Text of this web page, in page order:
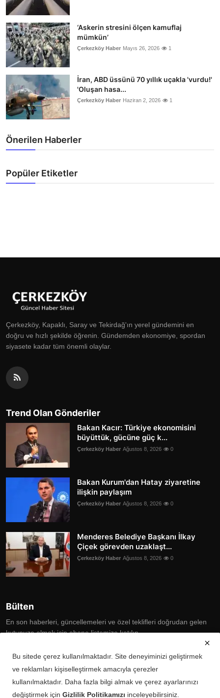
‘Askerin stresini ölçen kamuflaj
mümkün’
Çerkezköy Haber Mayıs 26, 2026 1
İran, ABD üssünü 70 yıllık uçakla 'vurdu!'
'Oluşan hasa...
Çerkezköy Haber Haziran 2, 2026 1
Önerilen Haberler
Popüler Etiketler
Çerkezköy, Kapaklı, Saray ve Tekirdağ'ın yerel gündemini en
doğru ve hızlı şekilde öğrenin. Gündemden ekonomiye, spordan
siyasete kadar tüm önemli olaylar.
Trend Olan Gönderiler
Bakan Kacır: Türkiye ekonomisini
büyüttük, gücüne güç k...
Çerkezköy Haber Ağustos 8, 2026 0
Bakan Kurum'dan Hatay ziyaretine
ilişkin paylaşım
Çerkezköy Haber Ağustos 8, 2026 0
Menderes Belediye Başkanı İlkay
Çiçek görevden uzaklaşt...
Çerkezköy Haber Ağustos 8, 2026 0
Bülten
En son haberleri, güncellemeleri ve özel teklifleri doğrudan gelen
kutunuza almak için abone listemize katılın
Subscribe
Bu sitede çerez kullanılmaktadır. Site deneyiminizi geliştirmek
ve reklamları kişiselleştirmek amacıyla çerezler
kullanılmaktadır. Daha fazla bilgi almak ve çerez ayarlarınızı
değiştirmek için Gizlilik Politikamızı inceleyebilirsiniz.